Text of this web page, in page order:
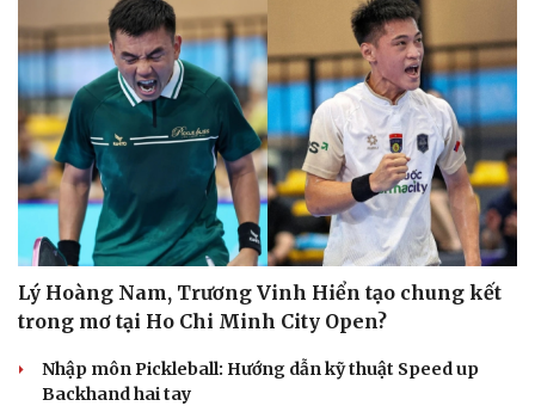
Lý Hoàng Nam, Trương Vinh Hiển tạo chung kết
trong mơ tại Ho Chi Minh City Open?
Nhập môn Pickleball: Hướng dẫn kỹ thuật Speed up
Backhand hai tay